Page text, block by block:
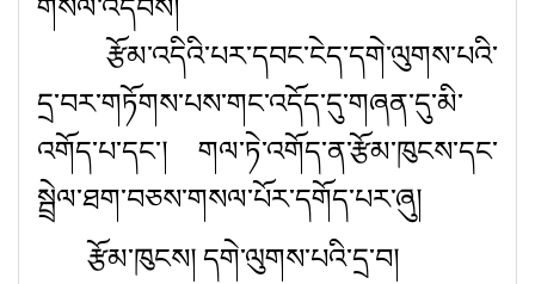
གསལ་འདེབས།
རྩོམ་འདིའི་པར་དབང་ངེད་དགེ་ལུགས་པའི་
དྲ་བར་གཏོགས་པས་གང་འདོད་དུ་གཞན་དུ་མི་
འགོད་པ་དང་། གལ་ཏེ་འགོད་ན་རྩོམ་ཁུངས་དང་
སྦྲེལ་ཐག་བཅས་གསལ་པོར་དགོད་པར་ཞུ།
རྩོམ་ཁུངས། དགེ་ལུགས་པའི་དྲ་བ།